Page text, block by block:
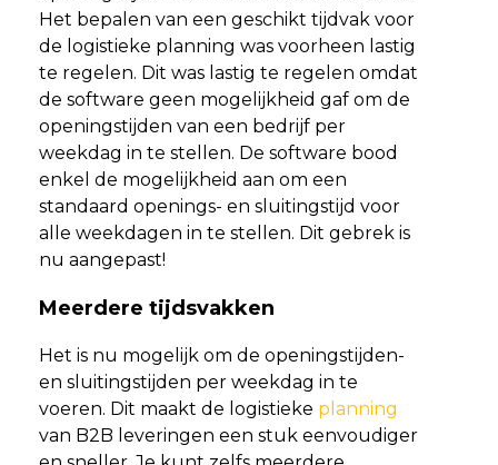
Het bepalen van een geschikt tijdvak voor
de logistieke planning was voorheen lastig
te regelen. Dit was lastig te regelen omdat
de software geen mogelijkheid gaf om de
openingstijden van een bedrijf per
weekdag in te stellen. De software bood
enkel de mogelijkheid aan om een
standaard openings- en sluitingstijd voor
alle weekdagen in te stellen. Dit gebrek is
nu aangepast!
Meerdere tijdsvakken
Het is nu mogelijk om de openingstijden-
en sluitingstijden per weekdag in te
voeren. Dit maakt de logistieke planning
van B2B leveringen een stuk eenvoudiger